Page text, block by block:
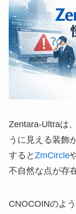
Zentara-Ultraは
うに見える装飾
すると ZmCircle
不自然な点が存
CNOCOINのよ